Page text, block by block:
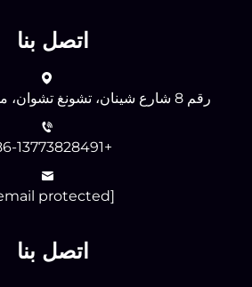
اتصل بنا
رقم 8 شارع شينان، تشونغ تشوان، مدينة نانتونغ، الصين
+86-13773828491
[email protected]
اتصل بنا